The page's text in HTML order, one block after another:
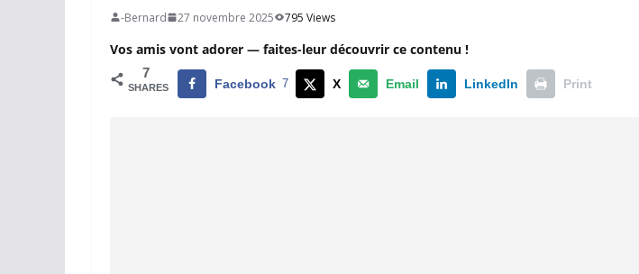
-Bernard 27 novembre 2025 795 Views
Vos amis vont adorer — faites-leur découvrir ce contenu !
7
SHARES Facebook 7 X Email LinkedIn Print